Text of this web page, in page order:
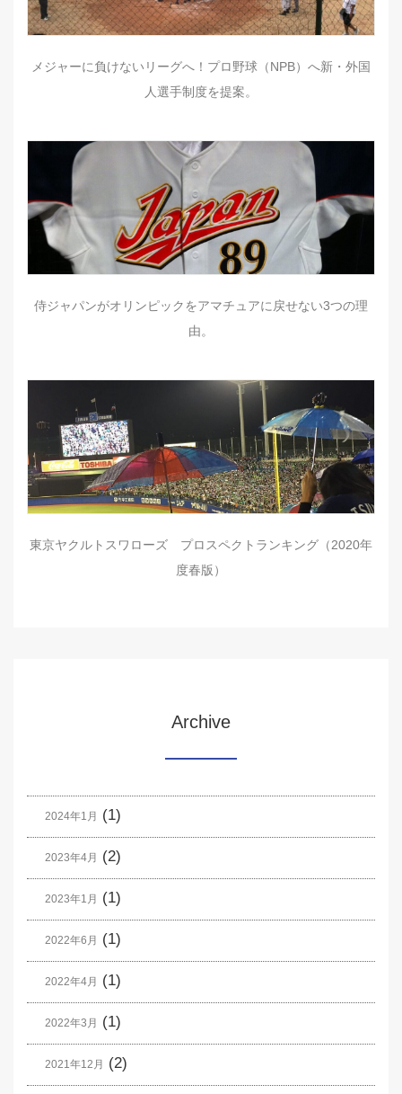
メジャーに負けないリーグへ！プロ野球（NPB）へ新・外国
人選手制度を提案。
侍ジャパンがオリンピックをアマチュアに戻せない3つの理
由。
東京ヤクルトスワローズ プロスペクトランキング（2020年
度春版）
Archive
2024年1月 (1)
2023年4月 (2)
2023年1月 (1)
2022年6月 (1)
2022年4月 (1)
2022年3月 (1)
2021年12月 (2)